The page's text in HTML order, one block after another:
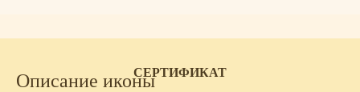
СЕРТИФИКАТ
Описание иконы